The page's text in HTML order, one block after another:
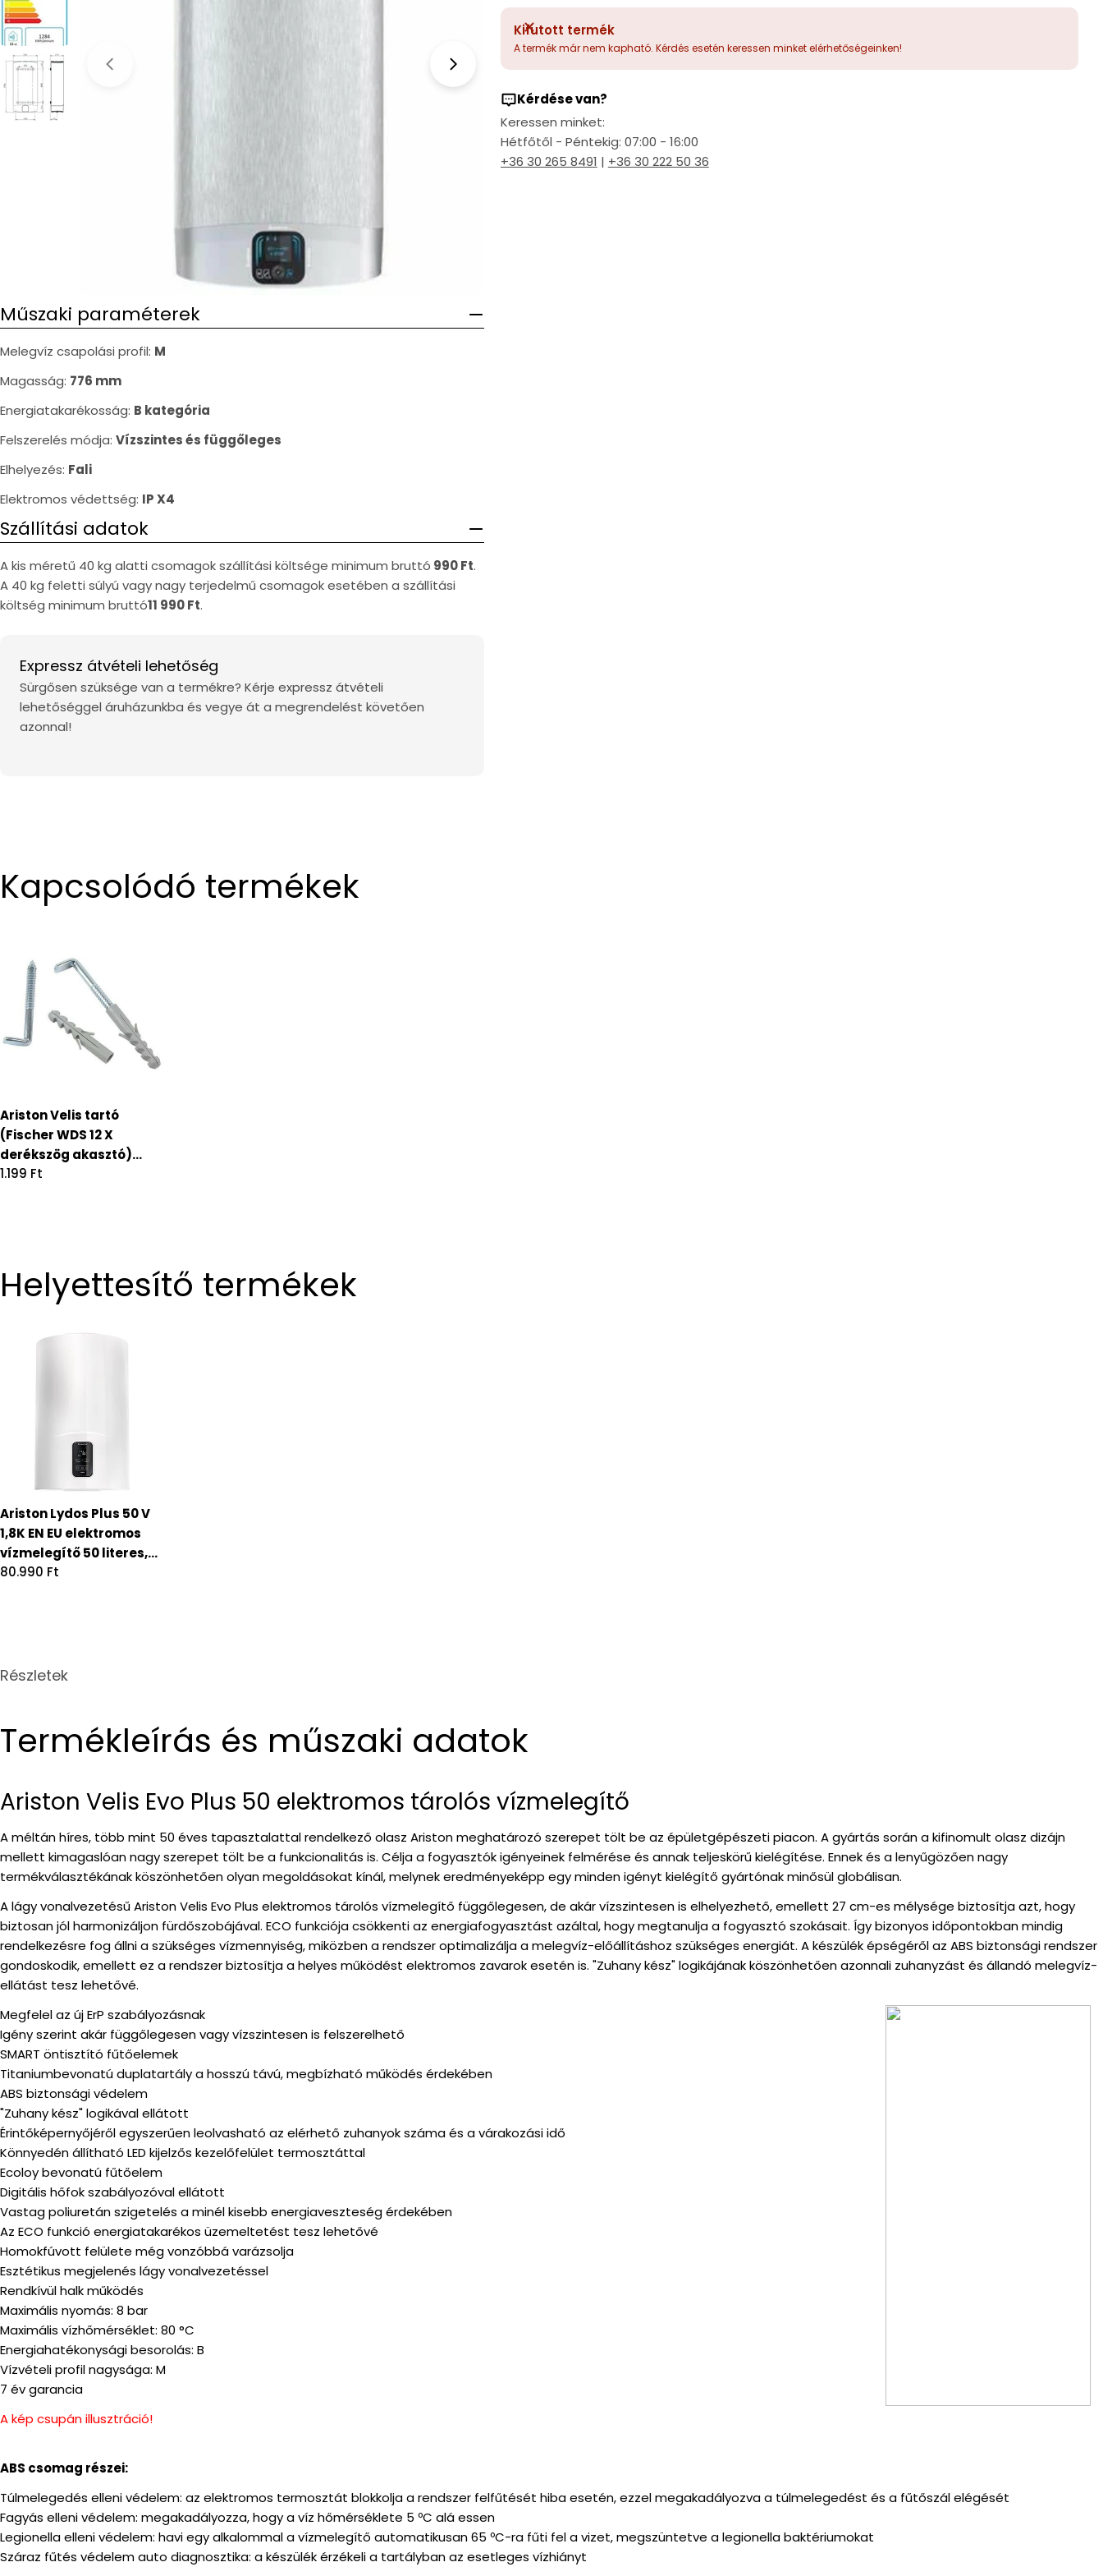
Open media 0 in modal
Open media 1 in modal
Műszaki paraméterek
Melegvíz csapolási profil: M
Magasság: 776 mm
Energiatakarékosság: B kategória
Felszerelés módja: Vízszintes és függőleges
Elhelyezés: Fali
Elektromos védettség: IP X4
Szállítási adatok
A kis méretű 40 kg alatti csomagok szállítási költsége minimum bruttó 990 Ft.
A 40 kg feletti súlyú vagy nagy terjedelmű csomagok esetében a szállítási
költség minimum bruttó11 990 Ft.
Expressz átvételi lehetőség
Sürgősen szüksége van a termékre? Kérje expressz átvételi
lehetőséggel áruházunkba és vegye át a megrendelést követően
azonnal!
Kifutott termék
A termék már nem kapható. Kérdés esetén keressen minket elérhetőségeinken!
Kérdése van?
Keressen minket:
Hétfőtől - Péntekig: 07:00 - 16:00
+36 30 265 8491 | +36 30 222 50 36
Kapcsolódó termékek
Ariston Velis tartó
(Fischer WDS 12 X
derékszög akasztó)
(538952)
Regular
1.199 Ft
Helyettesítő termékek
Ariston Lydos Plus 50 V
1,8K EN EU elektromos
vízmelegítő 50 literes,
programozható 3201869
Regular
80.990 Ft
Részletek
Termékleírás és műszaki adatok
Ariston Velis Evo Plus 50 elektromos tárolós vízmelegítő
A méltán híres, több mint 50 éves tapasztalattal rendelkező olasz Ariston meghatározó szerepet tölt be az épületgépészeti piacon. A gyártás során a kifinomult olasz dizájn
mellett kimagaslóan nagy szerepet tölt be a funkcionalitás is. Célja a fogyasztók igényeinek felmérése és annak teljeskörű kielégítése. Ennek és a lenyűgözően nagy
termékválasztékának köszönhetően olyan megoldásokat kínál, melynek eredményeképp egy minden igényt kielégítő gyártónak minősül globálisan.
A lágy vonalvezetésű Ariston Velis Evo Plus elektromos tárolós vízmelegítő függőlegesen, de akár vízszintesen is elhelyezhető, emellett 27 cm-es mélysége biztosítja azt, hogy
biztosan jól harmonizáljon fürdőszobájával. ECO funkciója csökkenti az energiafogyasztást azáltal, hogy megtanulja a fogyasztó szokásait. Így bizonyos időpontokban mindig
rendelkezésre fog állni a szükséges vízmennyiség, miközben a rendszer optimalizálja a melegvíz-előállításhoz szükséges energiát. A készülék épségéről az ABS biztonsági rendszer
gondoskodik, emellett ez a rendszer biztosítja a helyes működést elektromos zavarok esetén is. "Zuhany kész" logikájának köszönhetően azonnali zuhanyzást és állandó melegvíz-
ellátást tesz lehetővé.
Megfelel az új ErP szabályozásnak
Igény szerint akár függőlegesen vagy vízszintesen is felszerelhető
SMART öntisztító fűtőelemek
Titaniumbevonatú duplatartály a hosszú távú, megbízható működés érdekében
ABS biztonsági védelem
"Zuhany kész" logikával ellátott
Érintőképernyőjéről egyszerűen leolvasható az elérhető zuhanyok száma és a várakozási idő
Könnyedén állítható LED kijelzős kezelőfelület termosztáttal
Ecoloy bevonatú fűtőelem
Digitális hőfok szabályozóval ellátott
Vastag poliuretán szigetelés a minél kisebb energiaveszteség érdekében
Az ECO funkció energiatakarékos üzemeltetést tesz lehetővé
Homokfúvott felülete még vonzóbbá varázsolja
Esztétikus megjelenés lágy vonalvezetéssel
Rendkívül halk működés
Maximális nyomás: 8 bar
Maximális vízhőmérséklet: 80 °C
Energiahatékonysági besorolás: B
Vízvételi profil nagysága: M
7 év garancia
A kép csupán illusztráció!
ABS csomag részei:
Túlmelegedés elleni védelem: az elektromos termosztát blokkolja a rendszer felfűtését hiba esetén, ezzel megakadályozva a túlmelegedést és a fűtőszál elégését
Fagyás elleni védelem: megakadályozza, hogy a víz hőmérséklete 5 ºC alá essen
Legionella elleni védelem: havi egy alkalommal a vízmelegítő automatikusan 65 ºC-ra fűti fel a vizet, megszüntetve a legionella baktériumokat
Száraz fűtés védelem auto diagnosztika: a készülék érzékeli a tartályban az esetleges vízhiányt